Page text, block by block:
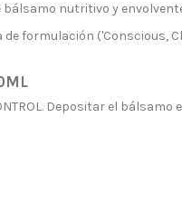
bálsamo nutritivo y
formulación ('Conscious,
Depositar el